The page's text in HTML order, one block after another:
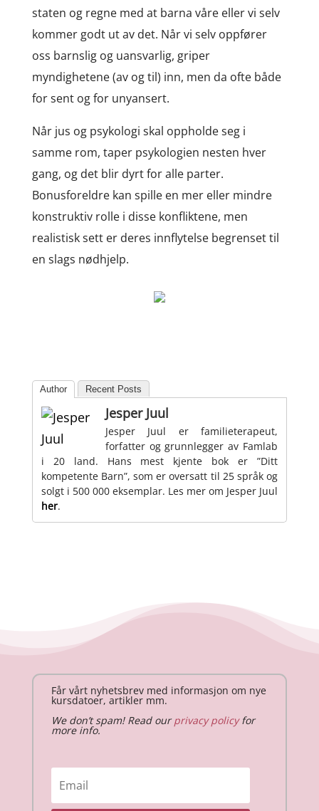
staten og regne med at barna våre eller vi selv
kommer godt ut av det. Når vi selv oppfører
oss barnslig og uansvarlig, griper
myndighetene (av og til) inn, men da ofte både
for sent og for unyansert.
Når jus og psykologi skal oppholde seg i
samme rom, taper psykologien nesten hver
gang, og det blir dyrt for alle parter.
Bonusforeldre kan spille en mer eller mindre
konstruktiv rolle i disse konfliktene, men
realistisk sett er deres innflytelse begrenset til
en slags nødhjelp.
Author Recent Posts
Jesper Juul
Jesper Juul er familieterapeut,
forfatter og grunnlegger av Famlab
i 20 land. Hans mest kjente bok er ”Ditt
kompetente Barn”, som er oversatt til 25 språk og
solgt i 500 000 eksemplar. Les mer om Jesper Juul
her.
Får vårt nyhetsbrev med informasjon om nye
kursdatoer, artikler mm.
We don’t spam! Read ourprivacy policyfor
more info.